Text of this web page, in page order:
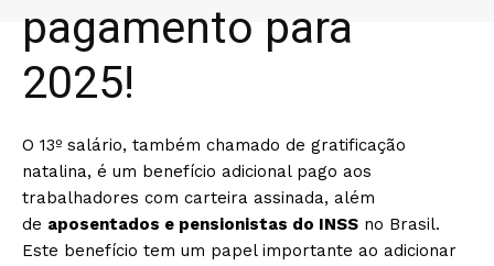
pagamento para
2025!
O 13º salário, também chamado de gratificação
natalina, é um benefício adicional pago aos
trabalhadores com carteira assinada, além
de aposentados e pensionistas do INSS no Brasil.
Este benefício tem um papel importante ao adicionar